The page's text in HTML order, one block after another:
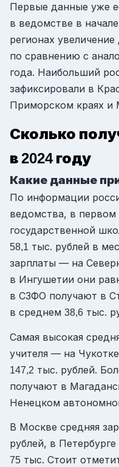
Первые данные уже
в ведомстве в
регионах увеличение
по сравнению с
года. Наибольший
зафиксировали в
Приморском краях и
Сколько
в2024году
Какие данные
По информации
ведомства, в первом
государственной
58,1 тыс. рублей в
зарплаты — на
в Ингушетии они
в СЗФО получают в
в среднем 38,6 тыс.
Самая высокая
учителя — на
147,2 тыс. рублей.
получают в
Ненецком
В Москве средняя
рублей, в
75 тыс. Стоит